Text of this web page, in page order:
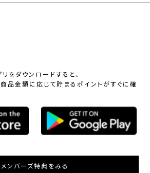
をダウンロードすると、
品金額に応じて貯まるポイントがすぐに確
メンバーズ特典をみる